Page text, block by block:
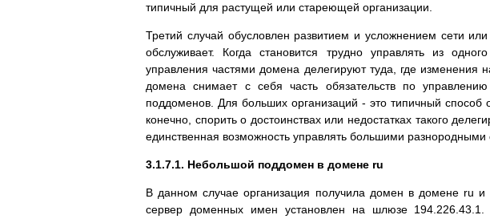
типичный для растущей или стареющей организации.
Третий случай обусловлен развитием и усложнением сети
обслуживает. Когда становится трудно управлять из
управления частями домена делегируют туда, где изменения
домена снимает с себя часть обязательств по
поддоменов. Для больших организаций - это типичный
конечно, спорить о достоинствах или недостатках такого
единственная возможность управлять большими разнородными
3.1.7.1. Небольшой поддомен в домене ru
В данном случае организация получила домен в домене ru
сервер доменных имен установлен на шлюзе